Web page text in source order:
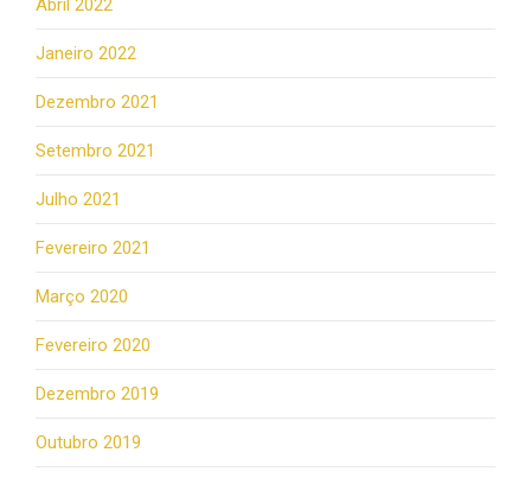
Abril 2022
Janeiro 2022
Dezembro 2021
Setembro 2021
Julho 2021
Fevereiro 2021
Março 2020
Fevereiro 2020
Dezembro 2019
Outubro 2019